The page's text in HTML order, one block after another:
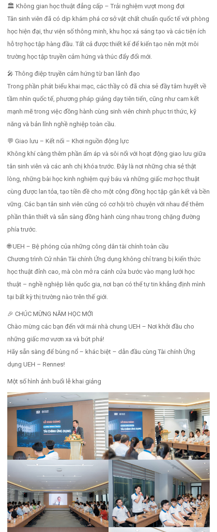
🏛️ Không gian học thuật đẳng cấp – Trải nghiệm vượt mong đợi
Tân sinh viên đã có dịp khám phá cơ sở vật chất chuẩn quốc tế với phòng
học hiện đại, thư viện số thông minh, khu học xá sáng tạo và các tiện ích
hỗ trợ học tập hàng đầu. Tất cả được thiết kế để kiến tạo nên một môi
trường học tập truyền cảm hứng và thúc đẩy đổi mới.
🎤 Thông điệp truyền cảm hứng từ ban lãnh đạo
Trong phần phát biểu khai mạc, các thầy cô đã chia sẻ đầy tâm huyết về
tầm nhìn quốc tế, phương pháp giảng dạy tiên tiến, cũng như cam kết
mạnh mẽ trong việc đồng hành cùng sinh viên chinh phục tri thức, kỹ
năng và bản lĩnh nghề nghiệp toàn cầu.
💬 Giao lưu – Kết nối – Khơi nguồn động lực
Không khí càng thêm phần ấm áp và sôi nổi với hoạt động giao lưu giữa
tân sinh viên và các anh chị khóa trước. Đây là nơi những chia sẻ thật
lòng, những bài học kinh nghiệm quý báu và những giấc mơ học thuật
cùng được lan tỏa, tạo tiền đề cho một cộng đồng học tập gắn kết và bền
vững. Các bạn tân sinh viên cũng có cơ hội trò chuyện với nhau để thêm
phần thân thiết và sẵn sàng đồng hành cùng nhau trong chặng đường
phía trước.
🌐 UEH – Bệ phóng của những công dân tài chính toàn cầu
Chương trình Cử nhân Tài chính Ứng dụng không chỉ trang bị kiến thức
học thuật đỉnh cao, mà còn mở ra cánh cửa bước vào mạng lưới học
thuật – nghề nghiệp liên quốc gia, nơi bạn có thể tự tin khẳng định mình
tại bất kỳ thị trường nào trên thế giới.
🎉 CHÚC MỪNG NĂM HỌC MỚI
Chào mừng các bạn đến với mái nhà chung UEH – Nơi khởi đầu cho
những giấc mơ vươn xa và bứt phá!
Hãy sẵn sàng để bùng nổ – khác biệt – dẫn đầu cùng Tài chính Ứng
dụng UEH – Rennes!
Một số hình ảnh buổi lễ khai giảng